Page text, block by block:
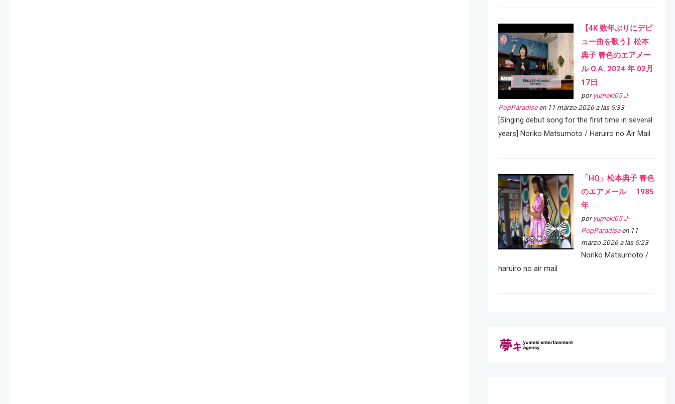
【4K 数年ぶりにデビ
ュー曲を歌う】松本
典子 春色のエアメー
ル O.A. 2024 年 02月
17日
por yumeki05 J-
PopParadiseen 11 marzo 2026 a las 5:33
[Singing debut song for the first time in several
years] Noriko Matsumoto / Haruiro no Air Mail
「HQ」松本典子 春色
のエアメール 1985
年
por yumeki05 J-
PopParadiseen 11
marzo 2026 a las 5:23
Noriko Matsumoto /
haruiro no air mail